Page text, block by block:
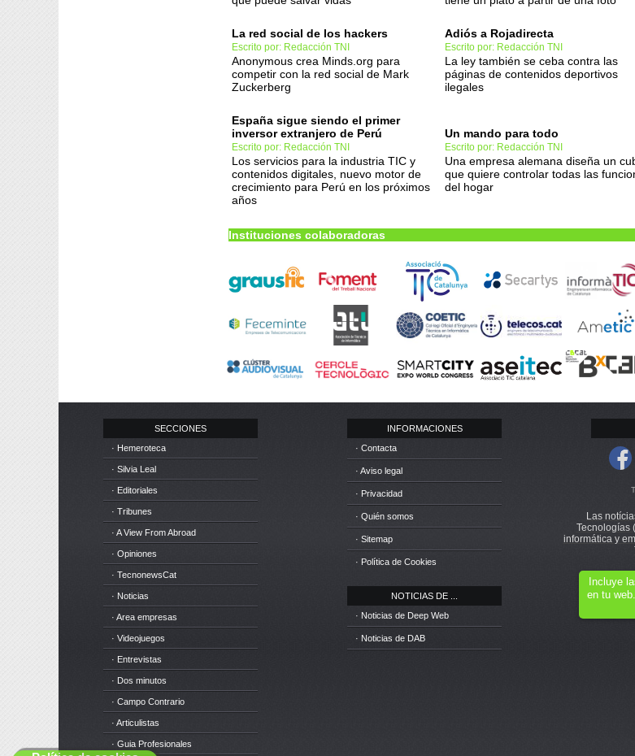
La red social de los hackers
Escrito por: Redacción TNI
Anonymous crea Minds.org para
competir con la red social de Mark
Zuckerberg
Adiós a Rojadirecta
Escrito por: Redacción TNI
La ley también se ceba contra las
páginas de contenidos deportivos
ilegales
España sigue siendo el primer
inversor extranjero de Perú
Escrito por: Redacción TNI
Los servicios para la industria TIC y
contenidos digitales, nuevo motor de
crecimiento para Perú en los próximos
años
Un mando para todo
Escrito por: Redacción TNI
Una empresa alemana diseña un
que quiere controlar todas las
del hogar
Instituciones colaboradoras
SECCIONES
· Hemeroteca
· Silvia Leal
· Editoriales
· Tribunes
· A View From Abroad
· Opiniones
· TecnonewsCat
· Noticias
· Area empresas
· Videojuegos
· Entrevistas
· Dos minutos
· Campo Contrario
· Articulistas
· Guia Profesionales
INFORMACIONES
· Contacta
· Aviso legal
· Privacidad
· Quién somos
· Sitemap
· Política de Cookies
NOTICIAS DE ...
· Noticias de Deep Web
· Noticias de DAB
Las
Tecnologías
informática y
Incluye
en tu